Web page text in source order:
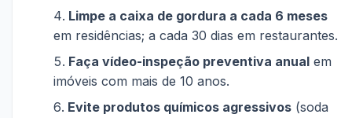
Limpe a caixa de gordura a cada 6 meses
em residências; a cada 30 dias em restaurantes.
Faça vídeo-inspeção preventiva anual em
imóveis com mais de 10 anos.
Evite produtos químicos agressivos (soda